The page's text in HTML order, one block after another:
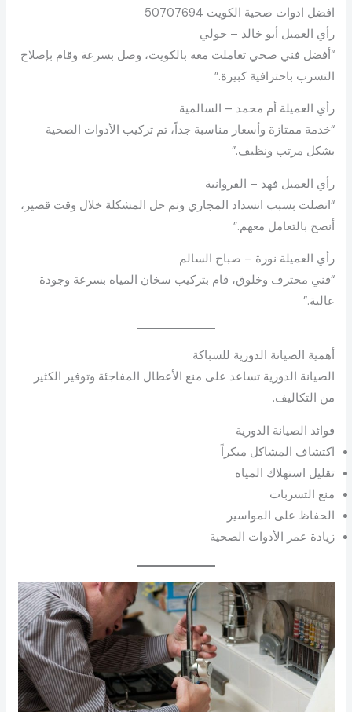
افضل ادوات صحية الكويت 50707694
رأي العميل أبو خالد – حولي
“أفضل فني صحي تعاملت معه بالكويت، وصل بسرعة وقام بإصلاح
التسرب باحترافية كبيرة.”
رأي العميلة أم محمد – السالمية
“خدمة ممتازة وأسعار مناسبة جداً، تم تركيب الأدوات الصحية
بشكل مرتب ونظيف.”
رأي العميل فهد – الفروانية
“اتصلت بسبب انسداد المجاري وتم حل المشكلة خلال وقت قصير،
أنصح بالتعامل معهم.”
رأي العميلة نورة – صباح السالم
“فني محترف وخلوق، قام بتركيب سخان المياه بسرعة وجودة
عالية.”
أهمية الصيانة الدورية للسباكة
الصيانة الدورية تساعد على منع الأعطال المفاجئة وتوفير الكثير
من التكاليف.
فوائد الصيانة الدورية
اكتشاف المشاكل مبكراً
تقليل استهلاك المياه
منع التسربات
الحفاظ على المواسير
زيادة عمر الأدوات الصحية